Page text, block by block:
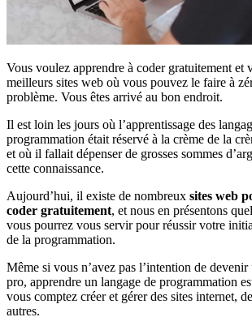
Vous voulez apprendre à coder gratuitement et
meilleurs sites web où vous pouvez le faire à
problème. Vous êtes arrivé au bon endroit.
Il est loin les jours où l’apprentissage des
programmation était réservé à la crème de la
et où il fallait dépenser de grosses sommes
cette connaissance.
Aujourd’hui, il existe de nombreux sites web
coder gratuitement, et nous en présentons
vous pourrez vous servir pour réussir votre
de la programmation.
Même si vous n’avez pas l’intention de
pro, apprendre un langage de programmation
vous comptez créer et gérer des sites internet,
autres.